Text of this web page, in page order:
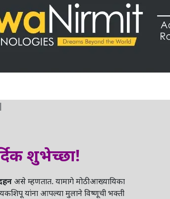
|
शुभेच्छा!
असे म्हणतात. यामागे मोठी आख्यायिका
यांना आपल्या मुलाने विष्णूची भक्ती